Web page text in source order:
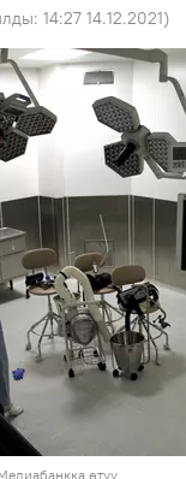
14:27 14.12.2021)
өтүү